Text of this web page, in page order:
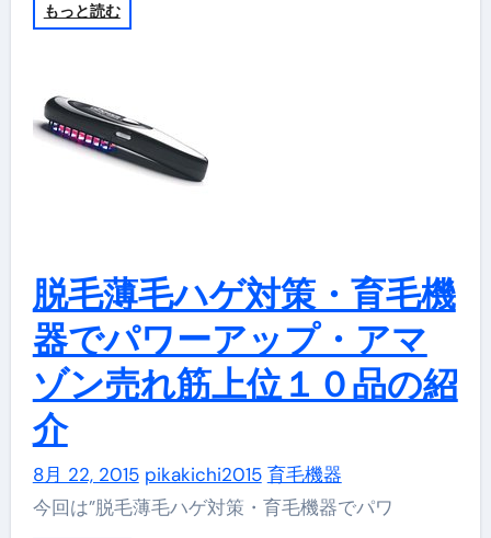
もっと読む
脱毛薄毛ハゲ対策・育毛機
器でパワーアップ・アマ
ゾン売れ筋上位１０品の紹
介
8月 22, 2015 pikakichi2015 育毛機器
今回は”脱毛薄毛ハゲ対策・育毛機器でパワ